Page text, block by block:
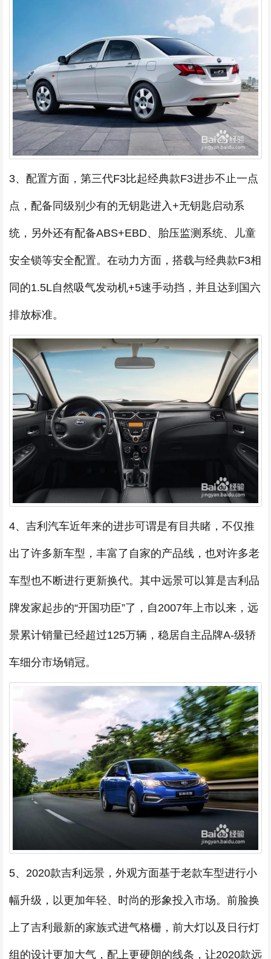
3、配置方面，第三代F3比起经典款F3进步不止一点
点，配备同级别少有的无钥匙进入+无钥匙启动系
统，另外还有配备ABS+EBD、胎压监测系统、儿童
安全锁等安全配置。在动力方面，搭载与经典款F3相
同的1.5L自然吸气发动机+5速手动挡，并且达到国六
排放标准。
4、吉利汽车近年来的进步可谓是有目共睹，不仅推
出了许多新车型，丰富了自家的产品线，也对许多老
车型也不断进行更新换代。其中远景可以算是吉利品
牌发家起步的“开国功臣”了，自2007年上市以来，远
景累计销量已经超过125万辆，稳居自主品牌A-级轿
车细分市场销冠。
5、2020款吉利远景，外观方面基于老款车型进行小
幅升级，以更加年轻、时尚的形象投入市场。前脸换
上了吉利最新的家族式进气格栅，前大灯以及日行灯
组的设计更加大气，配上更硬朗的线条，让2020款远